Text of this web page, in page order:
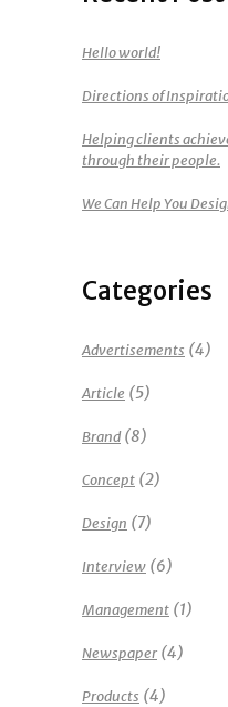
Hello world!
Directions of
Helping clients
through their people.
We Can Help You
Categories
Advertisements (4)
Article (5)
Brand(8)
Concept (2)
Design (7)
Interview (6)
Management (1)
Newspaper (4)
Products (4)